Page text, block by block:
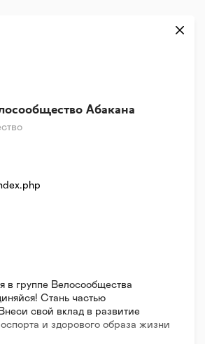
Абакана
в группе Велосообщества
Стань частью
свой вклад в развитие
и здорового образа жизни